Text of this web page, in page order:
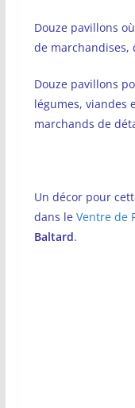
Douze pavillons
de marchandises,
Douze pavillons
légumes, viandes
marchands de
Un décor pour
dans le Ventre de
Baltard.